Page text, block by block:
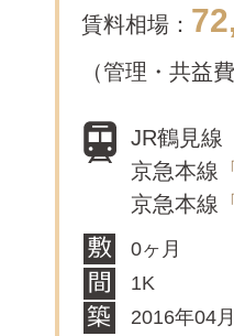
賃料相場：
（管理・共益
JR鶴見線
京急本線
京急本線
0ヶ月
1K
2016年04月